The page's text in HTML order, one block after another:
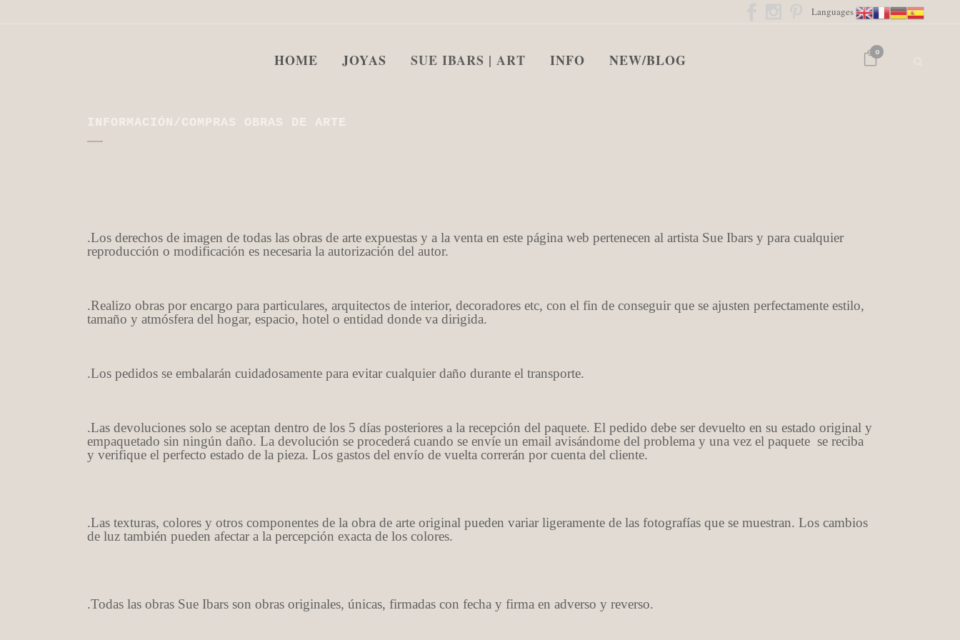
Languages
0
HOME JOYAS SUE IBARS | ART INFO NEW/BLOG
INFORMACIÓN/COMPRAS OBRAS DE ARTE
.Los derechos de imagen de todas las obras de arte expuestas y a la venta en este página web pertenecen al artista Sue Ibars y para cualquier
reproducción o modificación es necesaria la autorización del autor.
.Realizo obras por encargo para particulares, arquitectos de interior, decoradores etc, con el fin de conseguir que se ajusten perfectamente estilo,
tamaño y atmósfera del hogar, espacio, hotel o entidad donde va dirigida.
.Los pedidos se embalarán cuidadosamente para evitar cualquier daño durante el transporte.
.Las devoluciones solo se aceptan dentro de los 5 días posteriores a la recepción del paquete. El pedido debe ser devuelto en su estado original y
empaquetado sin ningún daño. La devolución se procederá cuando se envíe un email avisándome del problema y una vez el paquete se reciba
y verifique el perfecto estado de la pieza. Los gastos del envío de vuelta correrán por cuenta del cliente.
.Las texturas, colores y otros componentes de la obra de arte original pueden variar ligeramente de las fotografías que se muestran. Los cambios
de luz también pueden afectar a la percepción exacta de los colores.
.Todas las obras Sue Ibars son obras originales, únicas, firmadas con fecha y firma en adverso y reverso.